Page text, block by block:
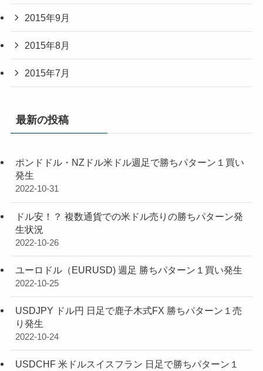
2015年9月
2015年8月
2015年7月
最新の投稿
ポンドドル・NZドル米ドル週足で勝ちパターン１買い
発生
2022-10-31
ドル安！？ 複数通貨での米ドル売りの勝ちパターン発
生状況
2022-10-26
ユーロドル（EURUSD) 週足 勝ちパターン１買い発生
2022-10-25
USDJPY ドル円 日足で鹿子木式FX 勝ちパターン１売
り発生
2022-10-24
USDCHF 米ドルスイスフラン 日足で勝ちパターン１